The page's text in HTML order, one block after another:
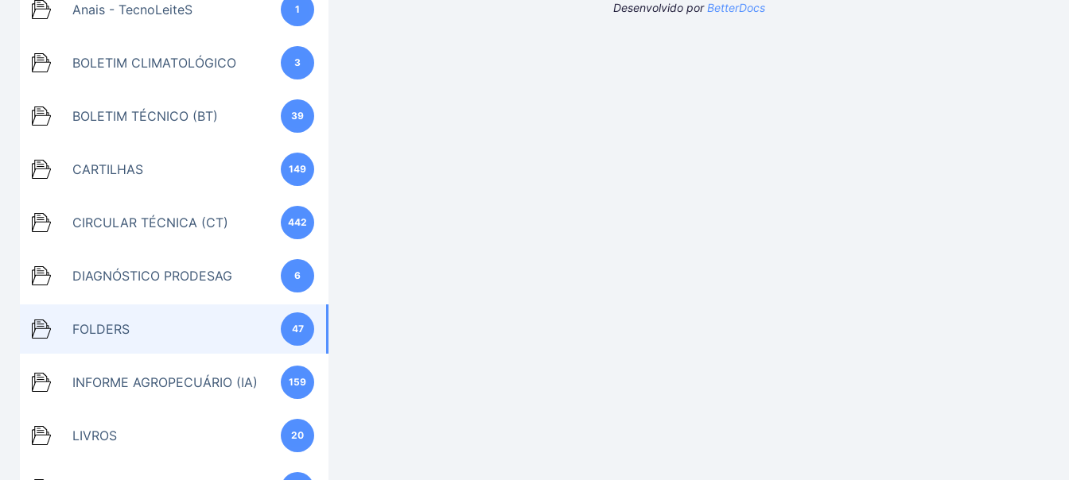
Anais - TecnoLeiteS 1
BOLETIM CLIMATOLÓGICO 3
BOLETIM TÉCNICO (BT) 39
CARTILHAS 149
CIRCULAR TÉCNICA (CT) 442
DIAGNÓSTICO PRODESAG 6
FOLDERS 47
INFORME AGROPECUÁRIO (IA) 159
LIVROS 20
Desenvolvido porBetterDocs